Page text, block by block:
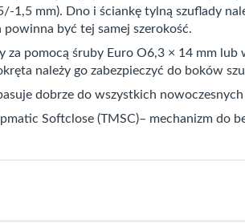
mm). Dno i ściankę tylną szuflady
być tej samej szerokość.
pomocą śruby Euro O6,3 × 14 mm
należy go zabezpieczyć do boków
dobrze do wszystkich
Softclose (TMSC)– mechanizm